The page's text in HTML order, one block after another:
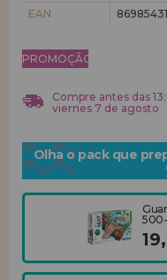
EAN
PROMOÇÃO!
Compre antes das
viernes 7 de agosto
Olha o pack que